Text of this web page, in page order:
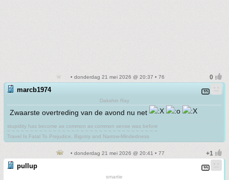
• donderdag 21 mei 2026 @ 20:37 • 76
marcb1974
Dakshin Ray
Zwaarste overtreding van de avond nu net
stupidity has become as common as common sense was before
~ ~ ~ ~ ~ ~ ~ ~ ~ ~ ~ ~ ~ ~ ~ ~ ~ ~ ~ ~ ~ ~ ~ ~ ~ ~ ~ ~ ~ ~ ~ ~ ~
Travel Is Fatal To Prejudice, Bigotry and Narrow-Mindedness
• donderdag 21 mei 2026 @ 20:41 • 77
pullup
smartie